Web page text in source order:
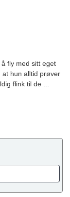
fly med sitt eget
at hun alltid prøver
flink til de ...